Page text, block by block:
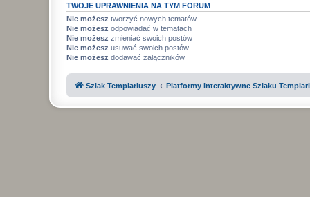
TWOJE UPRAWNIENIA NA TYM FORUM
Nie możesz tworzyć nowych tematów
Nie możesz odpowiadać w tematach
Nie możesz zmieniać swoich postów
Nie możesz usuwać swoich postów
Nie możesz dodawać załączników
Szlak Templariuszy Platformy interaktywne Szlaku